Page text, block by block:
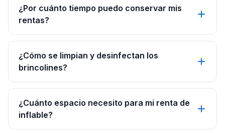
¿Por cuánto tiempo puedo conservar mis
rentas?
¿Cómo se limpian y desinfectan los
brincolines?
¿Cuánto espacio necesito para mi renta de
inflable?